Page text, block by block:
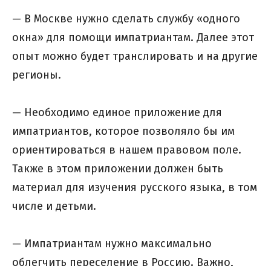
— В Москве нужно сделать службу «одного
окна» для помощи импатриантам. Далее этот
опыт можно будет транслировать и на другие
регионы.
— Необходимо единое приложение для
импатриантов, которое позволяло бы им
ориентироваться в нашем правовом поле.
Также в этом приложении должен быть
материал для изучения русского языка, в том
числе и детьми.
— Импатриантам нужно максимально
облегчить переселение в Россию. Важно,